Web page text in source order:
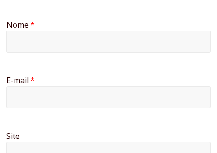
Nome*
E-mail*
Site